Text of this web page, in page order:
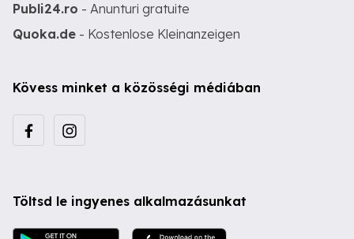
Publi24.ro - Anunturi gratuite
Quoka.de - Kostenlose Kleinanzeigen
Kövess minket a közösségi médiában
Töltsd le ingyenes alkalmazásunkat